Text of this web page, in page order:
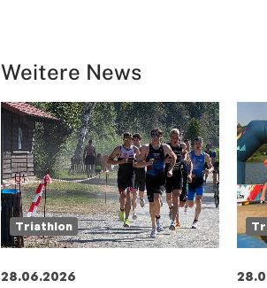
Weitere News
Triathlon
28.06.2026